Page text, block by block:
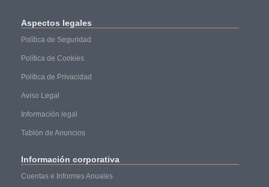
Aspectos legales
Política de Seguridad
Política de Cookies
Política de Privacidad
Aviso Legal
Información legal
Tablón de Anuncios
Información corporativa
Cuentas e Informes Anuales